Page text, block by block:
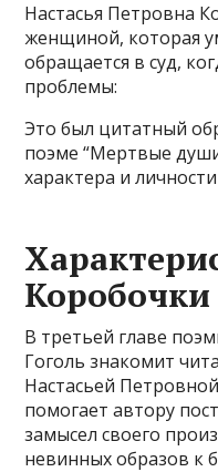
Настасья Петровна
женщиной, которая
обращается в суд,
проблемы:
Это был цитатный
поэме “Мертвые
характера и
Коробочки
В третьей главе
Гоголь знакомит
Настасьей
помогает автору
замысел своего
невинных образов к